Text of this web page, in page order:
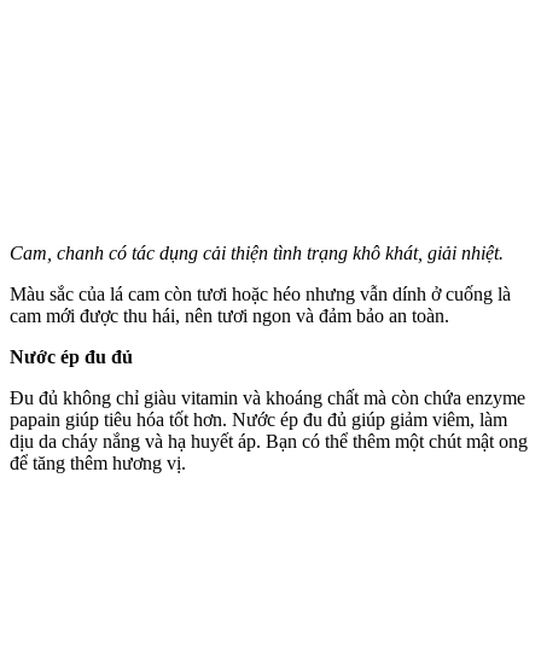
Cam, chanh có tác dụng cải thiện tình trạng khô khát, giải nhiệt.
Màu sắc của lá cam còn tươi hoặc héo nhưng vẫn dính ở cuống là
cam mới được thu hái, nên tươi ngon và đảm bảo an toàn.
Nước ép đu đủ
Đu đủ không chỉ giàu vitamin và khoáng chất mà còn chứa enzyme
papain giúp tiêu hóa tốt hơn. Nước ép đu đủ giúp giảm viêm, làm
dịu da cháy nắng và hạ huyết áp. Bạn có thể thêm một chút mật ong
để tăng thêm hương vị.